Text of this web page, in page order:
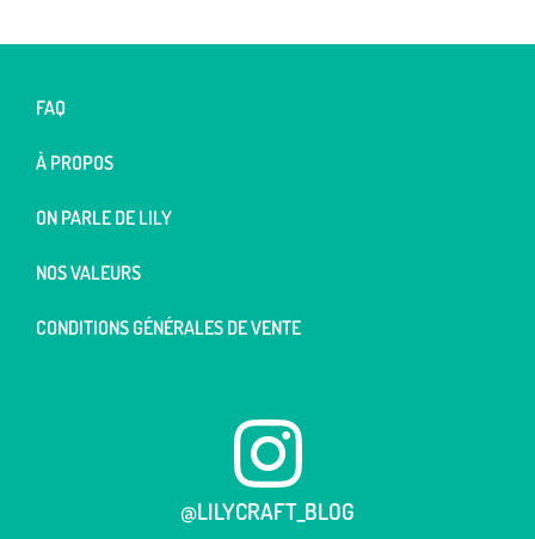
FAQ
À PROPOS
ON PARLE DE LILY
NOS VALEURS
CONDITIONS GÉNÉRALES DE VENTE
@LILYCRAFT_BLOG